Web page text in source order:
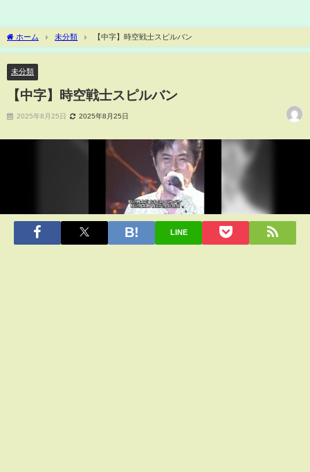
ホーム 未分類 【中字】時空戦士スピルバン
未分類
【中字】時空戦士スピルバン
2025年8月25日 2025年8月25日
LINE